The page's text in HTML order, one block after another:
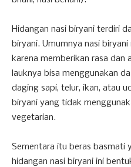
Hidangan nasi biryani terdiri
biryani. Umumnya nasi
karena memberikan rasa dan
lauknya bisa menggunakan
daging sapi, telur, ikan, atau
biryani yang tidak
vegetarian.
Sementara itu beras basmati
hidangan nasi biryani ini